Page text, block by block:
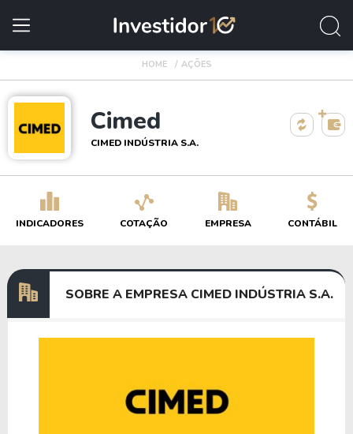
HOME AÇÕES
Cimed
CIMED INDÚSTRIA S.A.
INDICADORES COTAÇÃO EMPRESA CONTÁBIL
SOBRE A EMPRESA CIMED INDÚSTRIA S.A.